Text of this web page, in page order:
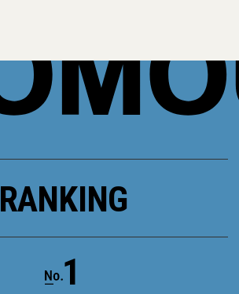
RANKING
1